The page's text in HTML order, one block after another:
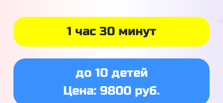
1 час 30 минут
до 10 детей
Цена: 9800 руб.